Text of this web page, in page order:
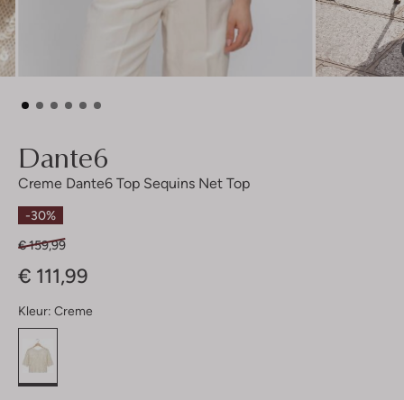
Dante6
Creme Dante6 Top Sequins Net Top
-30%
€ 159,99
€ 111,99
Kleur: Creme